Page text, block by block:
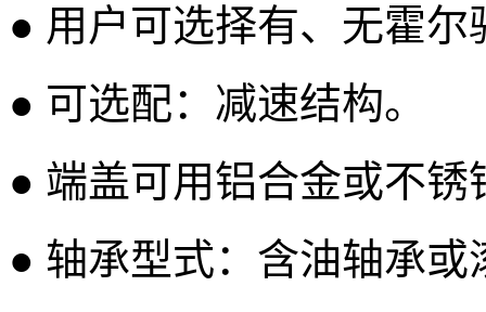
● 用户可选择有、无霍尔
● 可选配：减速结构。
● 端盖可用铝合金或不锈
● 轴承型式：含油轴承或